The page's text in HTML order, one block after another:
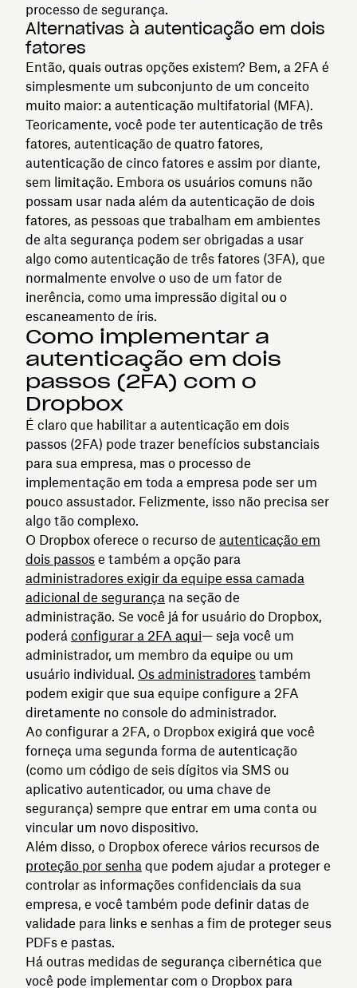
processo de segurança.
Alternativas à autenticação em dois
fatores
Então, quais outras opções existem? Bem, a 2FA é
simplesmente um subconjunto de um conceito
muito maior: a autenticação multifatorial (MFA).
Teoricamente, você pode ter autenticação de três
fatores, autenticação de quatro fatores,
autenticação de cinco fatores e assim por diante,
sem limitação. Embora os usuários comuns não
possam usar nada além da autenticação de dois
fatores, as pessoas que trabalham em ambientes
de alta segurança podem ser obrigadas a usar
algo como autenticação de três fatores (3FA), que
normalmente envolve o uso de um fator de
inerência, como uma impressão digital ou o
escaneamento de íris.
Como implementar a
autenticação em dois
passos (2FA) com o
Dropbox
É claro que habilitar a autenticação em dois
passos (2FA) pode trazer benefícios substanciais
para sua empresa, mas o processo de
implementação em toda a empresa pode ser um
pouco assustador. Felizmente, isso não precisa ser
algo tão complexo.
O Dropbox oferece o recurso de autenticação em
dois passos e também a opção para
administradores exigir da equipe essa camada
adicional de segurança na seção de
administração. Se você já for usuário do Dropbox,
poderá configurar a 2FA aqui— seja você um
administrador, um membro da equipe ou um
usuário individual. Os administradores também
podem exigir que sua equipe configure a 2FA
diretamente no console do administrador.
Ao configurar a 2FA, o Dropbox exigirá que você
forneça uma segunda forma de autenticação
(como um código de seis dígitos via SMS ou
aplicativo autenticador, ou uma chave de
segurança) sempre que entrar em uma conta ou
vincular um novo dispositivo.
Além disso, o Dropbox oferece vários recursos de
proteção por senha que podem ajudar a proteger e
controlar as informações confidenciais da sua
empresa, e você também pode definir datas de
validade para links e senhas a fim de proteger seus
PDFs e pastas.
Há outras medidas de segurança cibernética que
você pode implementar com o Dropbox para